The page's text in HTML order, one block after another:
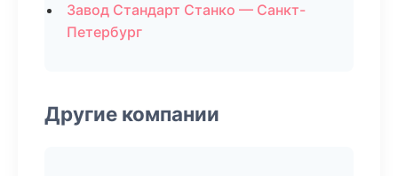
Завод Стандарт Станко — Санкт-
Петербург
Другие компании